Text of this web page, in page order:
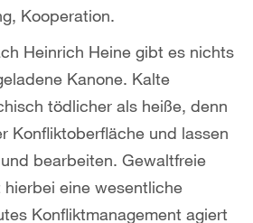
Kooperation.
Heinrich Heine gibt es nichts
Kanone. Kalte
tödlicher als heiße, denn
Konfliktoberfläche und lassen
bearbeiten. Gewaltfreie
eine wesentliche
Konfliktmanagement agiert